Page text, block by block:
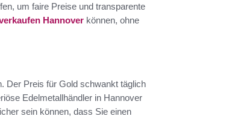
um faire Preise und transparente
Hannover können, ohne
Der Preis für Gold schwankt täglich
Edelmetallhändler in Hannover
sein können, dass Sie einen